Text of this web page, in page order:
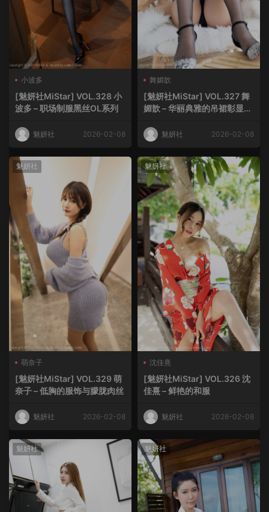
小波多
[魅妍社MiStar] VOL.328 小
波多 – 职场制服黑丝OL系列
魅妍社 2026-02-08
舞媚歆
[魅妍社MiStar] VOL.327 舞
媚歆 – 华丽典雅的吊裙彰显高
魅妍社 2026-02-08
魅妍社
萌奈子
[魅妍社MiStar] VOL.329 萌
奈子 – 低胸的服饰与朦胧肉丝
魅妍社 2026-02-08
魅妍社
沈佳熹
[魅妍社MiStar] VOL.326 沈
佳熹 – 鲜艳的和服
魅妍社 2026-02-08
魅妍社 魅妍社